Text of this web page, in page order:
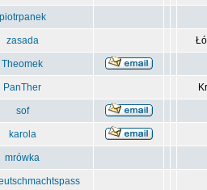
piotrpanek
zasada
Theomek
PanTher
sof
karola
mrówka